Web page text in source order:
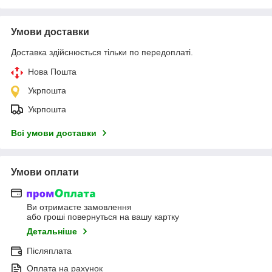
Умови доставки
Доставка здійснюється тільки по передоплаті.
Нова Пошта
Укрпошта
Укрпошта
Всі умови доставки
Умови оплати
Ви отримаєте замовлення
або гроші повернуться на вашу картку
Детальніше
Післяплата
Оплата на рахунок